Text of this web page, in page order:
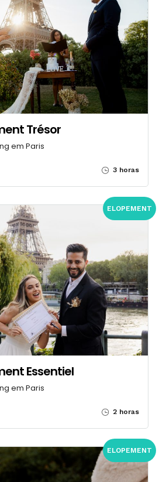
Trésor
em Paris
3 horas
ELOPEMENT
Essentiel
em Paris
2 horas
ELOPEMENT